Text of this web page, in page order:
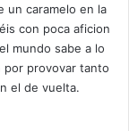
un caramelo en la
con poca aficion
mundo sabe a lo
por provovar tanto
el de vuelta.